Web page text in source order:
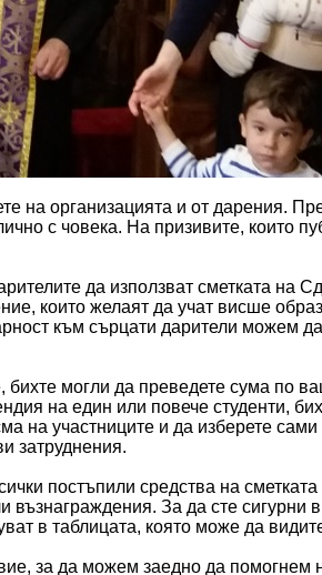
на организацията и от дарения.
с човека. На призивите, които
да използват сметката на
които желаят да учат висше
към сърцати дарители можем
бихте могли да преведете сума по
на един или повече студенти,
на участниците и да изберете
затруднения.
постъпили средства на
За да сте сигурни
в таблицата, която може да
за да можем заедно да помогнем